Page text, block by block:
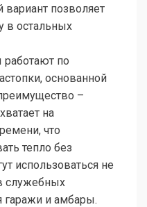
вариант позволяет
в остальных
по
основанной
–
на
что
тепло без
использоваться не
служебных
и амбары.